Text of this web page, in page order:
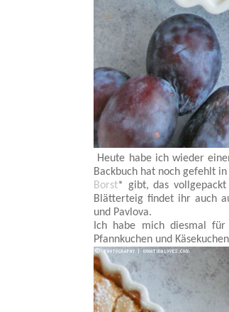
Heute habe ich wieder
Backbuch hat noch gefehlt
Borst* gibt, das vollgepackt
Blätterteig findet ihr auch
und Pavlova.
Ich habe mich diesmal
Pfannkuchen und